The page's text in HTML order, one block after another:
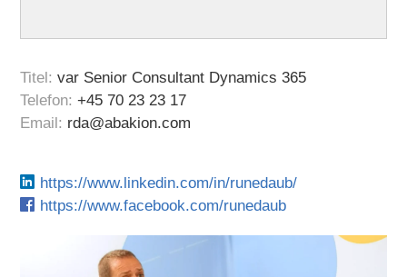
Titel: var Senior Consultant Dynamics 365
Telefon: +45 70 23 23 17
Email: rda@abakion.com
https://www.linkedin.com/in/runedaub/
https://www.facebook.com/runedaub